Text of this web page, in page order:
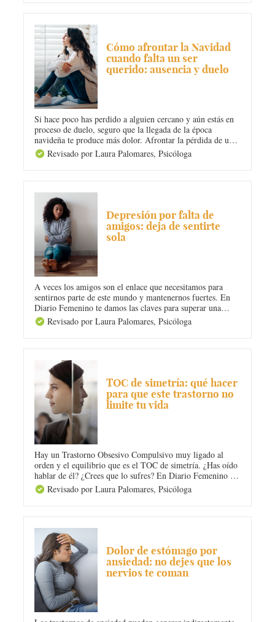
Cómo afrontar la Navidad
cuando falta un ser
querido: ausencia y duelo
Si hace poco has perdido a alguien cercano y aún estás en
proceso de duelo, seguro que la llegada de la época
navideña te produce más dolor. Afrontar la pérdida de un
ser querido en Navidad puede ser bastante duro para ti, sin
embargo existen algunas pautas que puedes seguir para
Revisado por Laura Palomares,Psicóloga
Depresión por falta de
amigos: deja de sentirte
sola
A veces los amigos son el enlace que necesitamos para
sentirnos parte de este mundo y mantenernos fuertes. En
Diario Femenino te damos las claves para superar una
depresión por falta de amigos. Es hora de salir ahí fuera,
conocer gente nueva y dejar de sentirte sola. ¡Muchísimo
Revisado por Laura Palomares,Psicóloga
TOC de simetría: qué hacer
para que este trastorno no
limite tu vida
Hay un Trastorno Obsesivo Compulsivo muy ligado al
orden y el equilibrio que es el TOC de simetría. ¿Has oído
hablar de él? ¿Crees que lo sufres? En Diario Femenino te
explicamos qué es, cuáles son sus consecuencias y te damos
las claves para que puedas tratarlo y superarlo. ¡No dejes
Revisado por Laura Palomares,Psicóloga
Dolor de estómago por
ansiedad: no dejes que los
nervios te coman